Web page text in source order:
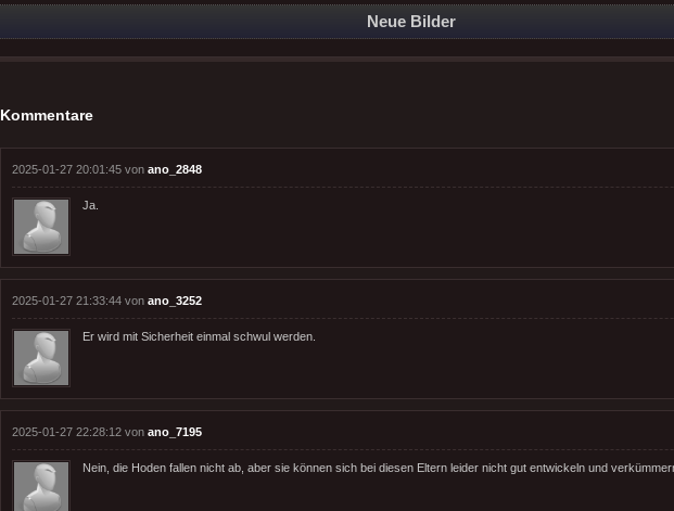
Neue Bilder
Kommentare
2025-01-27 20:01:45 von ano_2848
Ja.
2025-01-27 21:33:44 von ano_3252
Er wird mit Sicherheit einmal schwul werden.
2025-01-27 22:28:12 von ano_7195
Nein, die Hoden fallen nicht ab, aber sie können sich bei diesen Eltern leider nicht gut entwickeln und